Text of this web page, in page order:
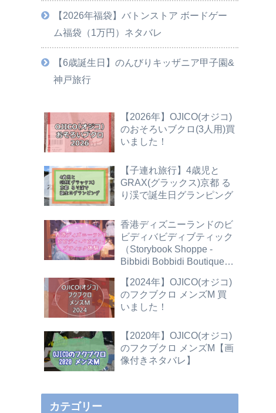
【2026年福袋】バトンストア ボードゲー
ム福袋（1万円）ネタバレ
【6歳誕生日】のんびりキッザニア甲子園&
神戸旅行
【2026年】OJICO(オジコ)
のおそろいブクロ(3人用)買
いました！
【子連れ旅行】4歳児と
GRAX(グラックス)京都 る
り渓で誕生日グランピング
香港ディズニーランドのビ
ビディバビディブティック
（Storybook Shoppe -
Bibbidi Bobbidi Boutique）
【2024年】OJICO(オジコ)
のフクブクロ メンズM 買
いました！
【2020年】OJICO(オジコ)
のフクブクロ メンズM【画
像付きネタバレ】
カテゴリー